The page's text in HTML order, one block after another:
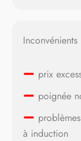
Inconvénients
– prix
– poignée
–
à induction